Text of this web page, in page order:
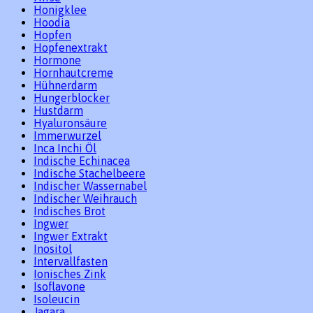
Honigklee
Hoodia
Hopfen
Hopfenextrakt
Hormone
Hornhautcreme
Hühnerdarm
Hungerblocker
Hustdarm
Hyaluronsäure
Immerwurzel
Inca Inchi Öl
Indische Echinacea
Indische Stachelbeere
Indischer Wassernabel
Indischer Weihrauch
Indisches Brot
Ingwer
Ingwer Extrakt
Inositol
Intervallfasten
Ionisches Zink
Isoflavone
Isoleucin